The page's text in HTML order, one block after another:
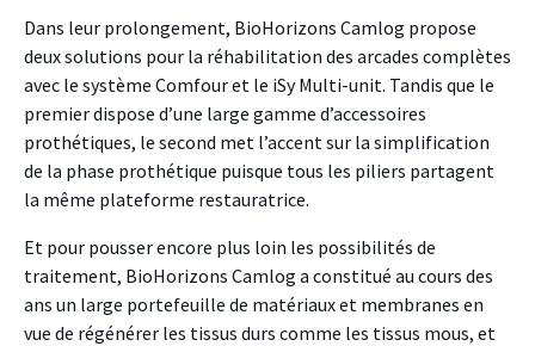
Dans leur prolongement, BioHorizons Camlog propose
deux solutions pour la réhabilitation des arcades complètes
avec le système Comfour et le iSy Multi-unit. Tandis que le
premier dispose d’une large gamme d’accessoires
prothétiques, le second met l’accent sur la simplification
de la phase prothétique puisque tous les piliers partagent
la même plateforme restauratrice.
Et pour pousser encore plus loin les possibilités de
traitement, BioHorizons Camlog a constitué au cours des
ans un large portefeuille de matériaux et membranes en
vue de régénérer les tissus durs comme les tissus mous, et